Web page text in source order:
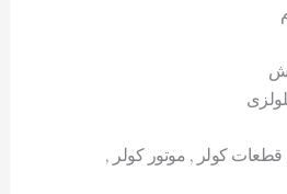
کولر , موتور کولر ,